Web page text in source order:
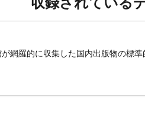
網羅的に収集した国内出版物の標準